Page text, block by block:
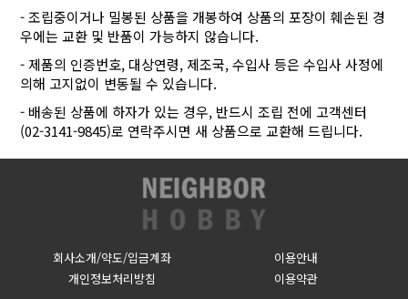
- 조립중이거나 밀봉된 상품을 개봉하여 상품의 포장이 훼손된 경
우에는 교환 및 반품이 가능하지 않습니다.
- 제품의 인증번호, 대상연령, 제조국, 수입사 등은 수입사 사정에
의해 고지없이 변동될 수 있습니다.
- 배송된 상품에 하자가 있는 경우, 반드시 조립 전에 고객센터
(02-3141-9845)로 연락주시면 새 상품으로 교환해 드립니다.
회사소개/약도/입금계좌
이용안내
개인정보처리방침
이용약관